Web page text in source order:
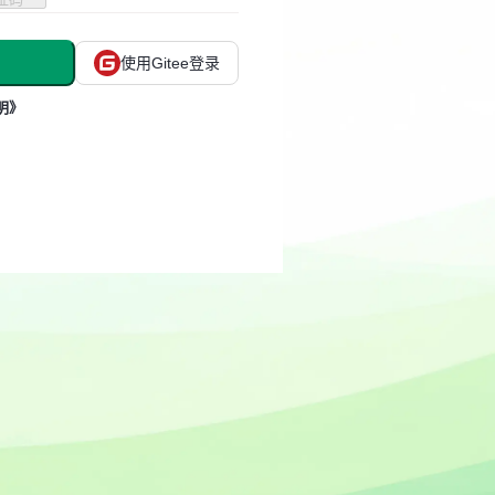
使用Gitee登录
》